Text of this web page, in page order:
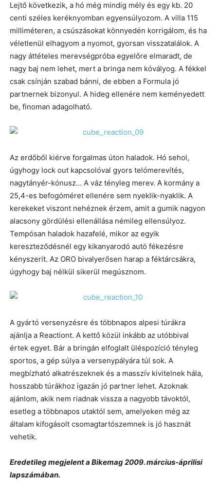
Lejtő következik, a hó még mindig mély és egy kb. 20
centi széles keréknyomban egyensúlyozom. A villa 115
milliméteren, a csúszásokat könnyedén korrigálom, és ha
véletlenül elhagyom a nyomot, gyorsan visszatalálok. A
nagy áttételes merevségpróba egyelőre elmaradt, de
nagy baj nem lehet, mert a bringa nem kóvályog. A fékkel
csak csínján szabad bánni, de ebben a Formula jó
partnernek bizonyul. A hideg ellenére nem keményedett
be, finoman adagolható.
Az erdőből kiérve forgalmas úton haladok. Hó sehol,
úgyhogy lock out kapcsolóval gyors telómerevítés,
nagytányér-kónusz… A váz tényleg merev. A kormány a
25,4-es befogóméret ellenére sem nyeklik-nyaklik. A
kerekeket viszont nehéznek érzem, amit a gumik nagyon
alacsony gördülési ellenállása némileg ellensúlyoz.
Tempósan haladok hazafelé, mikor az egyik
kereszteződésnél egy kikanyarodó autó fékezésre
kényszerít. Az ORO bivalyerősen harap a féktárcsákra,
úgyhogy baj nélkül sikerül megúsznom.
A gyártó versenyzésre és többnapos alpesi túrákra
ajánlja a Reactiont. A kettő közül inkább az utóbbival
értek egyet. Bár a bringán elfoglalt üléspozíció tényleg
sportos, a gép súlya a versenypályára túl sok. A
megbízható alkatrészeknek és a masszív kivitelnek hála,
hosszabb túrákhoz igazán jó partner lehet. Azoknak
ajánlom, akik nem riadnak vissza a nagyobb távoktól,
esetleg a többnapos utaktól sem, amelyeken még az
általam kifogásolt csomagtartószemnek is jó hasznát
vehetik.
Eredetileg megjelent a Bikemag 2009. március-áprilisi
lapszámában.